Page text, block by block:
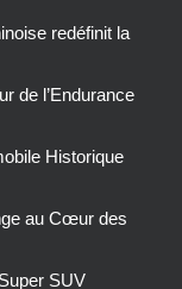
redéfinit la
de l’Endurance
Historique
au Cœur des
SUV